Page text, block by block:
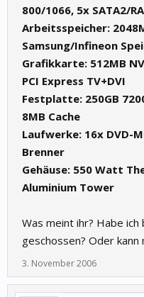
800/1066, 5x SATA2/
Arbeitsspeicher:
Samsung/Infineon
Grafikkarte: 512MB
PCI Express TV+DVI
Festplatte: 250GB
8MB Cache
Laufwerke: 16x DVD-
Brenner
Gehäuse: 550 Watt
Aluminium Tower
Was meint ihr? Habe
geschossen? Oder
3. November 2006